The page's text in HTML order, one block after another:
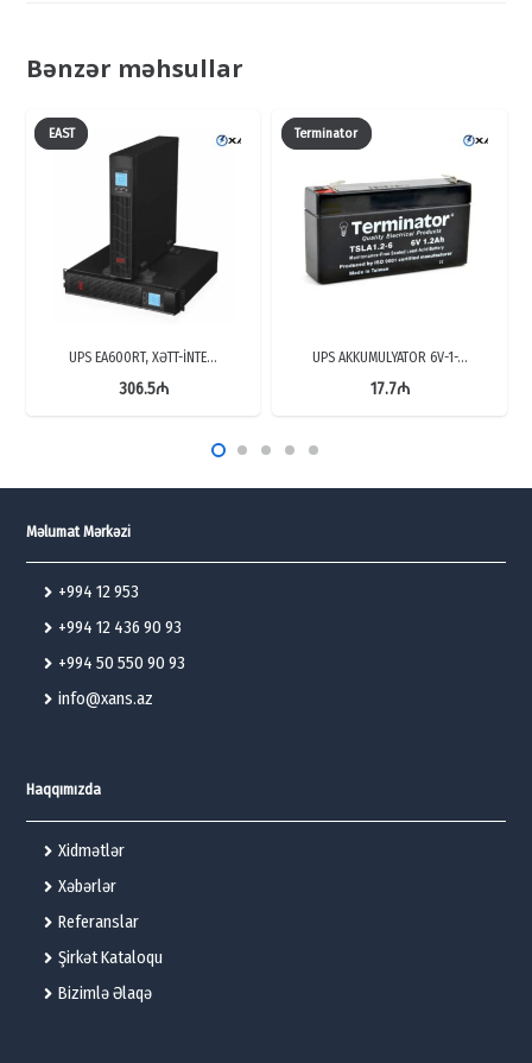
Bənzər məhsullar
EAST
UPS EA600RT, XƏTT-İNTE…
306.5₼
Terminator
UPS AKKUMULYATOR 6V-1-…
17.7₼
Məlumat Mərkəzi
+994 12 953
+994 12 436 90 93
+994 50 550 90 93
info@xans.az
Haqqımızda
Xidmətlər
Xəbərlər
Referanslar
Şirkət Kataloqu
Bizimlə Əlaqə